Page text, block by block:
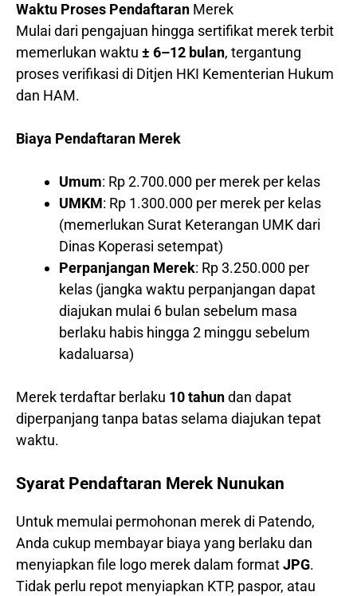
Waktu Proses Pendaftaran Merek
Mulai dari pengajuan hingga sertifikat merek terbit
memerlukan waktu ± 6–12 bulan, tergantung
proses verifikasi di Ditjen HKI Kementerian Hukum
dan HAM.
Biaya Pendaftaran Merek
Umum: Rp 2.700.000 per merek per kelas
UMKM: Rp 1.300.000 per merek per kelas
(memerlukan Surat Keterangan UMK dari
Dinas Koperasi setempat)
Perpanjangan Merek: Rp 3.250.000 per
kelas (jangka waktu perpanjangan dapat
diajukan mulai 6 bulan sebelum masa
berlaku habis hingga 2 minggu sebelum
kadaluarsa)
Merek terdaftar berlaku 10 tahundan dapat
diperpanjang tanpa batas selama diajukan tepat
waktu.
Syarat Pendaftaran Merek Nunukan
Untuk memulai permohonan merek di Patendo,
Anda cukup membayar biaya yang berlaku dan
menyiapkan file logo merek dalam formatJPG.
Tidak perlu repot menyiapkan KTP, paspor, atau